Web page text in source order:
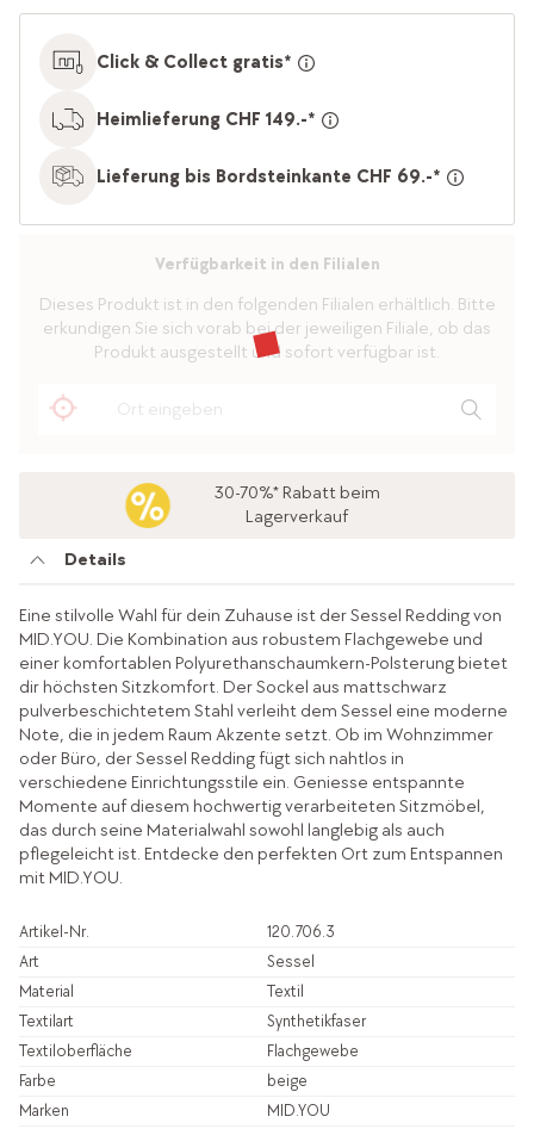
Click & Collect gratis*
Heimlieferung CHF 149.-*
Lieferung bis Bordsteinkante CHF 69.-*
Verfügbarkeit in den Filialen
Dieses Produkt ist in den folgenden Filialen erhältlich. Bitte
erkundigen Sie sich vorab bei der jeweiligen Filiale, ob das
Produkt ausgestellt und sofort verfügbar ist.
30-70%* Rabatt beim
Lagerverkauf
Details
Eine stilvolle Wahl für dein Zuhause ist der Sessel Redding von
MID.YOU. Die Kombination aus robustem Flachgewebe und
einer komfortablen Polyurethanschaumkern-Polsterung bietet
dir höchsten Sitzkomfort. Der Sockel aus mattschwarz
pulverbeschichtetem Stahl verleiht dem Sessel eine moderne
Note, die in jedem Raum Akzente setzt. Ob im Wohnzimmer
oder Büro, der Sessel Redding fügt sich nahtlos in
verschiedene Einrichtungsstile ein. Geniesse entspannte
Momente auf diesem hochwertig verarbeiteten Sitzmöbel,
das durch seine Materialwahl sowohl langlebig als auch
pflegeleicht ist. Entdecke den perfekten Ort zum Entspannen
mit MID.YOU.
Artikel-Nr.
120.706.3
Art
Sessel
Material
Textil
Textilart
Synthetikfaser
Textiloberfläche
Flachgewebe
Farbe
beige
Marken
MID.YOU